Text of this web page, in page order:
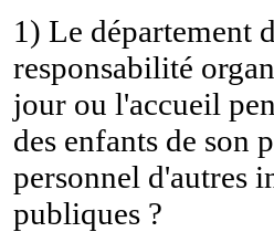
1) Le département
responsabilité
jour ou l'accueil
des enfants de son
personnel d'autres
publiques ?